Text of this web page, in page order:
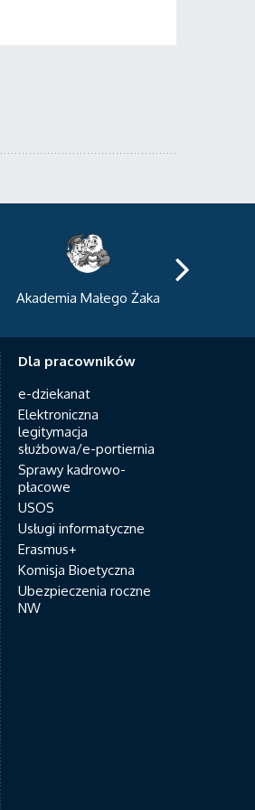
Centrum Sportowo-
Dla pracowników
e-dziekanat
Elektroniczna
legitymacja
służbowa/e-portiernia
Sprawy kadrowo-
płacowe
USOS
Usługi informatyczne
Erasmus+
Komisja Bioetyczna
Ubezpieczenia roczne
NW